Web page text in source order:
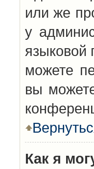
или же
у
языковой
можете
вы
Как я